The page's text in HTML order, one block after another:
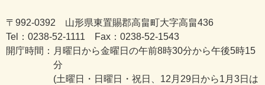
〒992-0392 山形県東置賜郡高畠町大字高畠436
Tel：0238-52-1111 Fax：0238-52-1543
開庁時間： 月曜日から金曜日の午前8時30分から午後5時15
分
(土曜日・日曜日・祝日、12月29日から1月3日は